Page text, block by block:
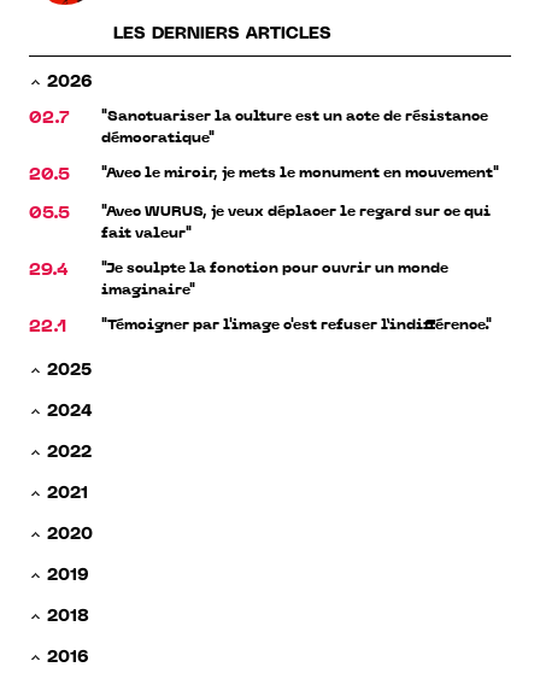
LES DERNIERS ARTICLES
2026
02.7
"Sanctuariser la culture est un acte de résistance
démocratique"
20.5 "Avec le miroir, je mets le monument en mouvement"
05.5
"Avec WURUS, je veux déplacer le regard sur ce qui
fait valeur"
29.4
"Je sculpte la fonction pour ouvrir un monde
imaginaire"
22.1 "Témoigner par l'image c'est refuser l’indifférence."
2025
2024
2022
2021
2020
2019
2018
2016